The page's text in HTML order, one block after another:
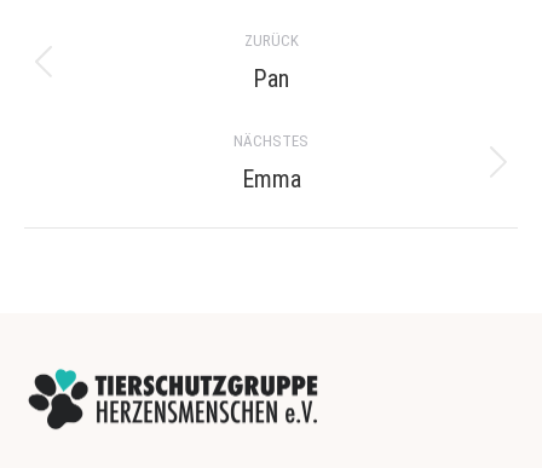
navigation
ZURÜCK
Previous
Pan
NÄCHSTES
Next
Emma